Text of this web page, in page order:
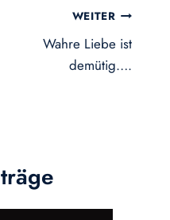
WEITER
Wahre Liebe ist
demütig….